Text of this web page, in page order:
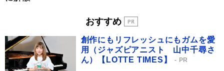
おすすめ
創作にもリフレッシュにもガムを愛
用（ジャズピアニスト 山中千尋さ
ん）【LOTTE TIMES】
PR